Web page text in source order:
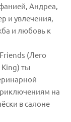
Андреа,
и увлечения,
и любовь к
(Лего
King) ты
на
в салоне